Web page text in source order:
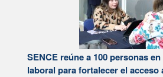
SENCE reúne a 100 personas
laboral para fortalecer el acceso